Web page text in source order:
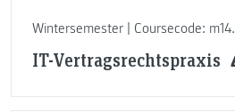
Wintersemester | Coursecode:
IT-Vertragsrechtspraxis